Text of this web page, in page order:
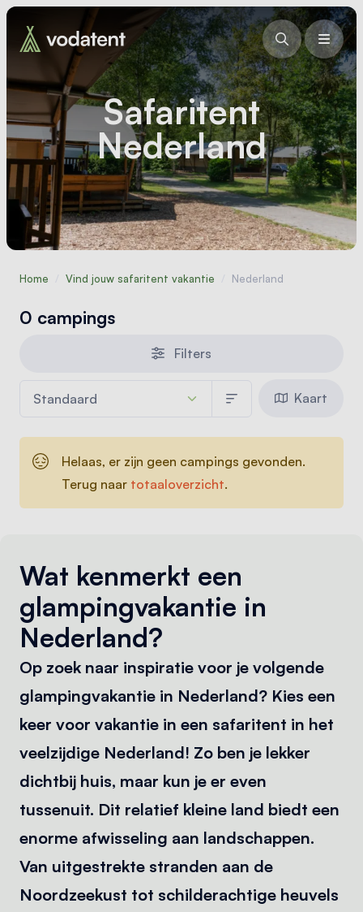
Safaritent
Nederland
Home Vind jouw safaritent vakantie Nederland
0 campings
Filters
Kaart
Helaas, er zijn geen campings gevonden.
Terug naar totaaloverzicht.
Wat kenmerkt een
glampingvakantie in
Nederland?
Op zoek naar inspiratie voor je volgende
glampingvakantie in Nederland? Kies een
keer voor vakantie in een safaritent in het
veelzijdige Nederland! Zo ben je lekker
dichtbij huis, maar kun je er even
tussenuit. Dit relatief kleine land biedt een
enorme afwisseling aan landschappen.
Van uitgestrekte stranden aan de
Noordzeekust tot schilderachtige heuvels